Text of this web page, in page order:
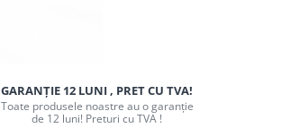
GARANȚIE 12 LUNI , PRET CU TVA!
Toate produsele noastre au o garanție
de 12 luni! Preturi cu TVA !